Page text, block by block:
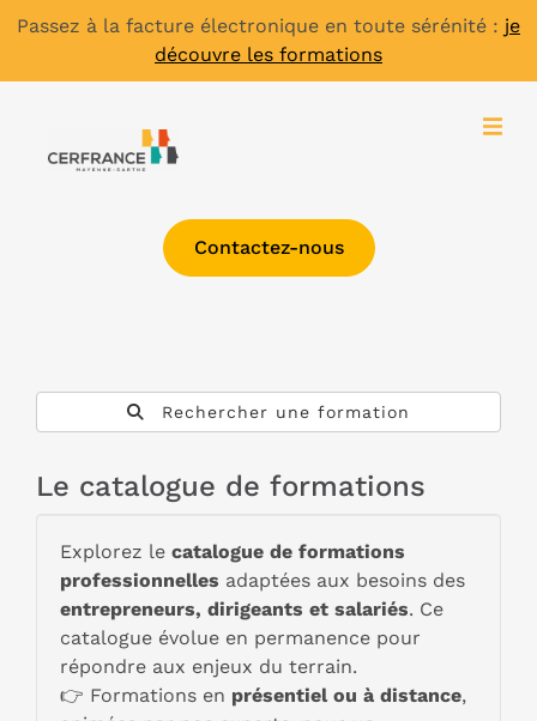
Passez à la facture électronique en toute sérénité : je
découvre les formations
Contactez-nous
Rechercher une formation
Le catalogue de formations
Explorez le catalogue de formations
professionnelles adaptées aux besoins des
entrepreneurs, dirigeants et salariés. Ce
catalogue évolue en permanence pour
répondre aux enjeux du terrain.
👉 Formations en présentiel ou à distance,